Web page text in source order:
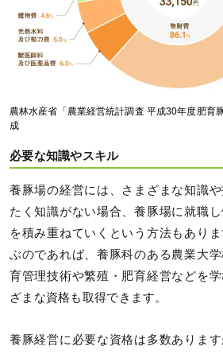
農林水産省「農業経営統計調査 平成30年度肥育
成
必要な知識やスキル
養豚場の経営には、さまざまな知識
たく知識がない場合、養豚場に就職
を積み重ねていくという方法もあり
ぶのであれば、養豚科のある農業大
育管理技術や繁殖・肥育経営などを
ざまな資格も取得できます。
養豚経営に必要な資格は多数ありま